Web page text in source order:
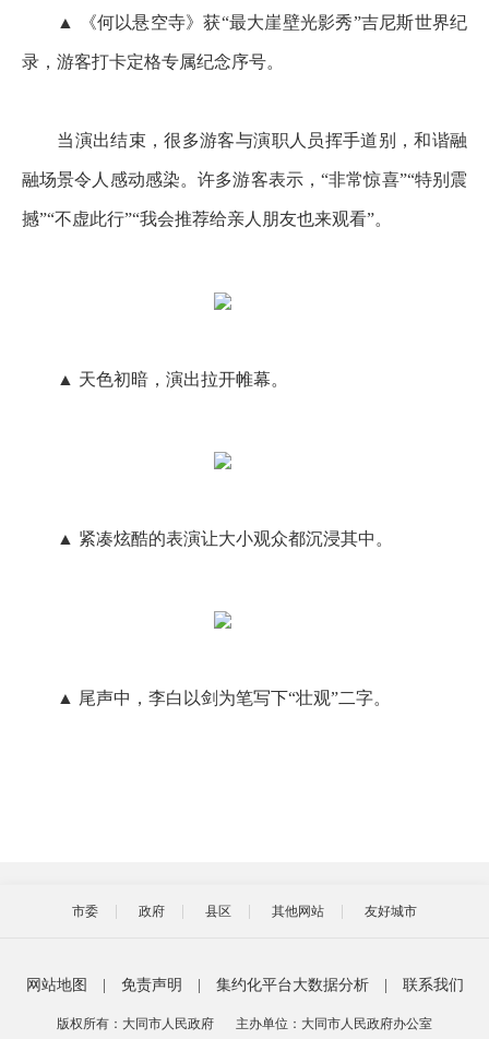
▲ 《何以悬空寺》获“最大崖壁光影秀”吉尼斯世界纪
录，游客打卡定格专属纪念序号。
当演出结束，很多游客与演职人员挥手道别，和谐融
融场景令人感动感染。许多游客表示，“非常惊喜”“特别震
撼”“不虚此行”“我会推荐给亲人朋友也来观看”。
▲ 天色初暗，演出拉开帷幕。
▲ 紧凑炫酷的表演让大小观众都沉浸其中。
▲ 尾声中，李白以剑为笔写下“壮观”二字。
市委 政府 县区 其他网站 友好城市
网站地图 免责声明 集约化平台大数据分析 联系我们
版权所有：大同市人民政府 主办单位：大同市人民政府办公室